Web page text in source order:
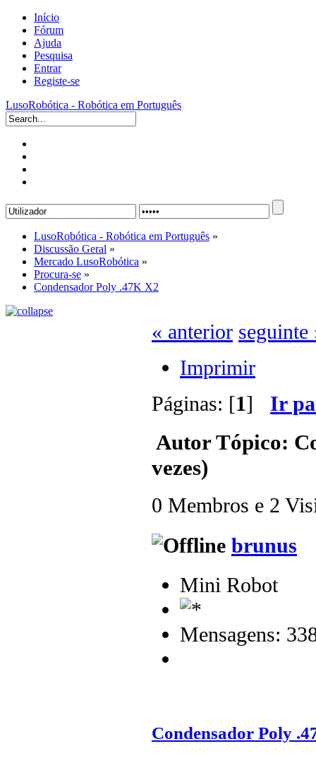
Início
Fórum
Ajuda
Pesquisa
Entrar
Registe-se
LusoRobótica - Robótica em Português
LusoRobótica - Robótica em Português »
Discussão Geral »
Mercado LusoRobótica »
Procura-se »
Condensador Poly .47K X2
« anterior seguinte
Imprimir
Páginas: [1] Ir
AutorTópico:
vezes)
0 Membros e 2
brunus
Mini Robot
Mensagens:
Condensador Poly